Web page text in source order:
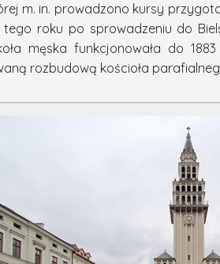
m. in. prowadzono kursy
roku po sprowadzeniu do
męska funkcjonowała do
rozbudową kościoła